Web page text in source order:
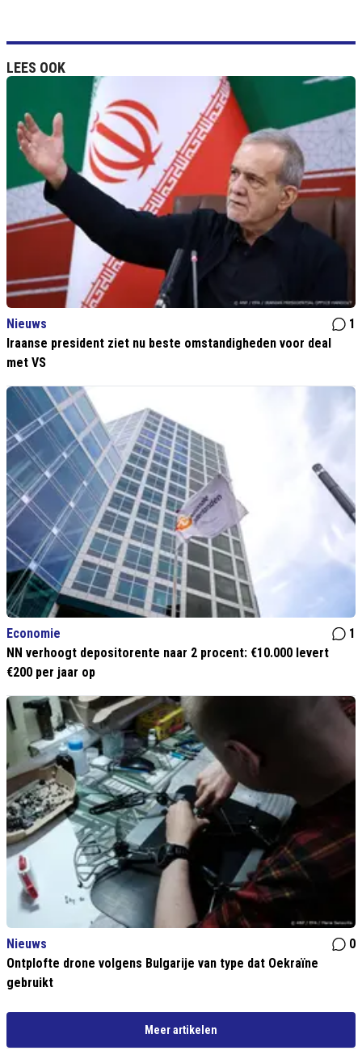
LEES OOK
Nieuws
1
Iraanse president ziet nu beste omstandigheden voor deal
met VS
Economie
1
NN verhoogt depositorente naar 2 procent: €10.000 levert
€200 per jaar op
Nieuws
0
Ontplofte drone volgens Bulgarije van type dat Oekraïne
gebruikt
Meer artikelen